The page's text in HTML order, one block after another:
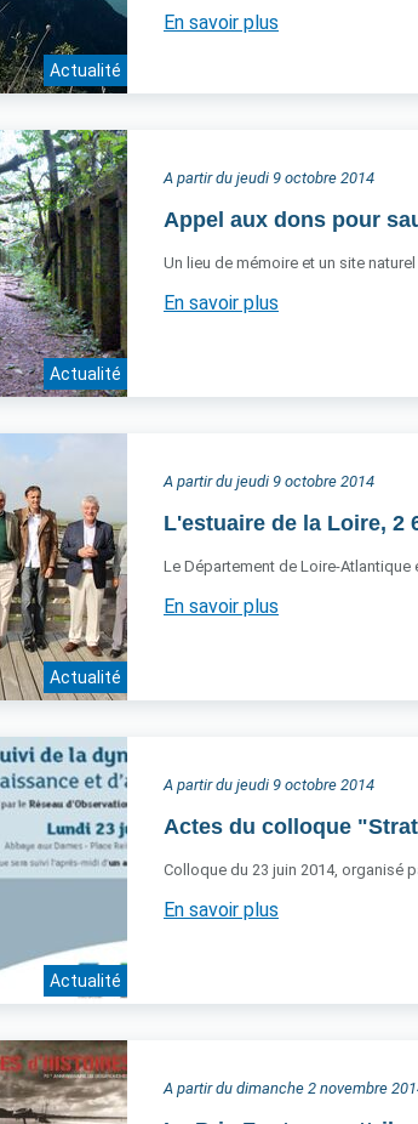
Actualité
En savoir plus
Actualité
A partir du jeudi 9 octobre 2014
Appel aux dons pour
Un lieu de mémoire et un site naturel
En savoir plus
Actualité
A partir du jeudi 9 octobre 2014
L'estuaire de la Loire, 2
Le Département de Loire-Atlantique
En savoir plus
Actualité
A partir du jeudi 9 octobre 2014
Actes du colloque
Colloque du 23 juin 2014, organisé
En savoir plus
A partir du dimanche 2 novembre